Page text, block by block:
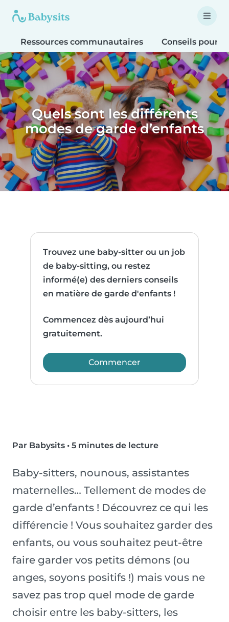
Ressources communautaires Conseils pour
Quels sont les différents
modes de garde d’enfants
Trouvez une baby-sitter ou un job
de baby-sitting, ou restez
informé(e) des derniers conseils
en matière de garde d'enfants !
Commencez dès aujourd’hui
gratuitement.
Commencer
Par Babysits • 5 minutes de lecture
Baby-sitters, nounous, assistantes
maternelles… Tellement de modes de
garde d’enfants ! Découvrez ce qui les
différencie ! Vous souhaitez garder des
enfants, ou vous souhaitez peut-être
faire garder vos petits démons (ou
anges, soyons positifs !) mais vous ne
savez pas trop quel mode de garde
choisir entre les baby-sitters, les